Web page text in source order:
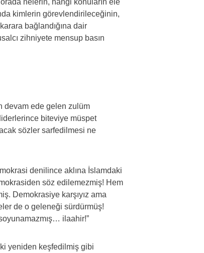
orada nelerin, hangi konuların ele
kimlerin görevlendirileceğinin,
bağlandığına dair
zihniyete mensup basın
devam ede gelen zulüm
biteviye müspet
sözler sarfedilmesi ne
denilince aklına İslamdaki
söz edilemezmiş! Hem
Demokrasiye karşıyız ama
de o geleneği sürdürmüş!
ilaahir!”
yeniden keşfedilmiş gibi